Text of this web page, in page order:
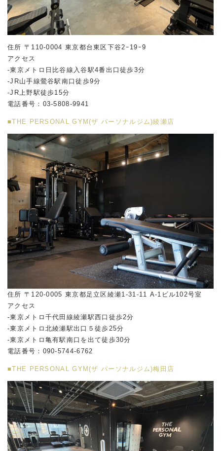
住所 〒110-0004 東京都台東区下谷2ｰ19ｰ9
アクセス
-東京メトロ日比谷線入谷駅4番出口徒歩3分
-JR山手線鶯谷駅南口徒歩9分
-JR上野駅徒歩15分
電話番号：03-5808-9941
■THE PERSONAL GYM(ザ パーソナルジム)綾瀬店
住所 〒120-0005 東京都足立区綾瀬1-31-11 A-1ビル102号室
アクセス
-東京メトロ千代田線綾瀬駅西口徒歩2分
-東京メトロ北綾瀬駅出口５徒歩25分
-東京メトロ亀有駅南口を出て徒歩30分
電話番号：090-5744-6762
■THE PERSONAL GYM(ザ パーソナルジム)梅田店